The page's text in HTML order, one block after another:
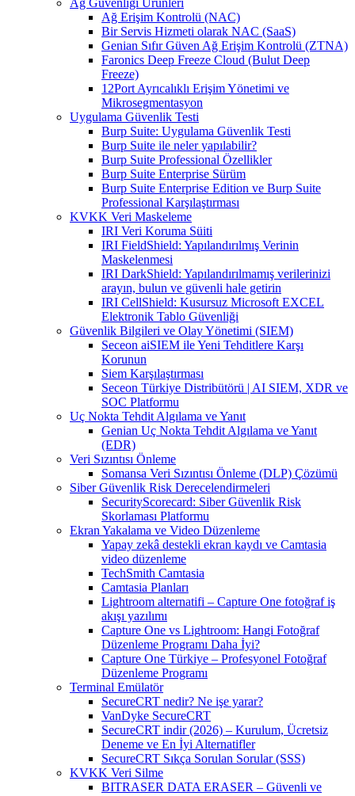
Ağ Güvenliği Ürünleri
Ağ Erişim Kontrolü (NAC)
Bir Servis Hizmeti olarak NAC (SaaS)
Genian Sıfır Güven Ağ Erişim Kontrolü (ZTNA)
Faronics Deep Freeze Cloud (Bulut Deep
Freeze)
12Port Ayrıcalıklı Erişim Yönetimi ve
Mikrosegmentasyon
Uygulama Güvenlik Testi
Burp Suite: Uygulama Güvenlik Testi
Burp Suite ile neler yapılabilir?
Burp Suite Professional Özellikler
Burp Suite Enterprise Sürüm
Burp Suite Enterprise Edition ve Burp Suite
Professional Karşılaştırması
KVKK Veri Maskeleme
IRI Veri Koruma Süiti
IRI FieldShield: Yapılandırılmış Verinin
Maskelenmesi
IRI DarkShield: Yapılandırılmamış verilerinizi
arayın, bulun ve güvenli hale getirin
IRI CellShield: Kusursuz Microsoft EXCEL
Elektronik Tablo Güvenliği
Güvenlik Bilgileri ve Olay Yönetimi (SIEM)
Seceon aiSIEM ile Yeni Tehditlere Karşı
Korunun
Siem Karşılaştırması
Seceon Türkiye Distribütörü | AI SIEM, XDR ve
SOC Platformu
Uç Nokta Tehdit Algılama ve Yanıt
Genian Uç Nokta Tehdit Algılama ve Yanıt
(EDR)
Veri Sızıntısı Önleme
Somansa Veri Sızıntısı Önleme (DLP) Çözümü
Siber Güvenlik Risk Derecelendirmeleri
SecurityScorecard: Siber Güvenlik Risk
Skorlaması Platformu
Ekran Yakalama ve Video Düzenleme
Yapay zekâ destekli ekran kaydı ve Camtasia
video düzenleme
TechSmith Camtasia
Camtasia Planları
Lightroom alternatifi – Capture One fotoğraf iş
akışı yazılımı
Capture One vs Lightroom: Hangi Fotoğraf
Düzenleme Programı Daha İyi?
Capture One Türkiye – Profesyonel Fotoğraf
Düzenleme Programı
Terminal Emülatör
SecureCRT nedir? Ne işe yarar?
VanDyke SecureCRT
SecureCRT indir (2026) – Kurulum, Ücretsiz
Deneme ve En İyi Alternatifler
SecureCRT Sıkça Sorulan Sorular (SSS)
KVKK Veri Silme
BITRASER DATA ERASER – Güvenli ve